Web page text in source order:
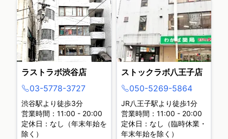
ラストラボ渋谷店
03-5778-3727
渋谷駅より徒歩3分
営業時間：11:00 - 20:00
定休日：なし（年末年始を
除く）
ストックラボ八王子店
050-5269-5864
JR八王子駅より徒歩1分
営業時間：11:00 - 20:00
定休日：なし（臨時休業・
年末年始を除く）